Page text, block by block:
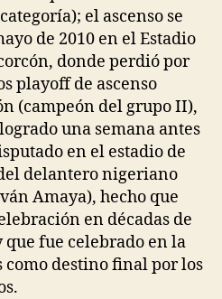
el ascenso se
de 2010 en el Estadio
donde perdió por
playoff de ascenso
(campeón del grupo II),
una semana antes
en el estadio de
delantero nigeriano
Amaya), hecho que
en décadas de
fue celebrado en la
como destino final por los